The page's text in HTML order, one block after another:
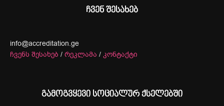
ჩვენ შესახებ
info@accreditation.ge
ჩვენს შესახებ / რეკლამა / კონტაქტი
გამოგვყევი სოციალურ ქსელებში